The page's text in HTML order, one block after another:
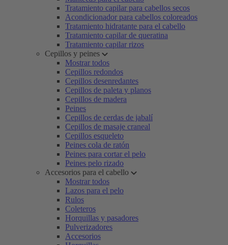
Tratamiento capilar para cabellos secos
Acondicionador para cabellos coloreados
Tratamiento hidratante para el cabello
Tratamiento capilar de queratina
Tratamiento capilar rizos
Cepillos y peines
Mostrar todos
Cepillos redondos
Cepillos desenredantes
Cepillos de paleta y planos
Cepillos de madera
Peines
Cepillos de cerdas de jabalí
Cepillos de masaje craneal
Cepillos esqueleto
Peines cola de ratón
Peines para cortar el pelo
Peines pelo rizado
Accesorios para el cabello
Mostrar todos
Lazos para el pelo
Rulos
Coleteros
Horquillas y pasadores
Pulverizadores
Accesorios